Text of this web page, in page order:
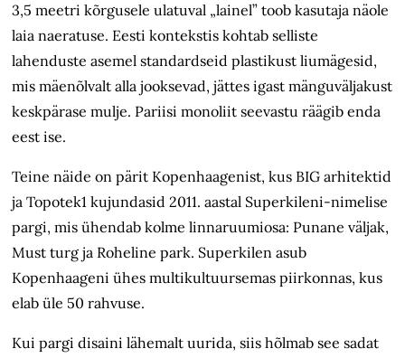
3,5 meetri kõrgusele ulatuval „lainel” toob kasutaja näole
laia naeratuse. Eesti kontekstis kohtab selliste
lahenduste asemel standardseid plastikust liumägesid,
mis mäenõlvalt alla jooksevad, jättes igast mänguväljakust
keskpärase mulje. Pariisi monoliit seevastu räägib enda
eest ise.
Teine näide on pärit Kopenhaagenist, kus BIG arhitektid
ja Topotek1 kujundasid 2011. aastal Superkileni-nimelise
pargi, mis ühendab kolme linnaruumiosa: Punane väljak,
Must turg ja Roheline park. Superkilen asub
Kopenhaageni ühes multikultuursemas piirkonnas, kus
elab üle 50 rahvuse.
Kui pargi disaini lähemalt uurida, siis hõlmab see sadat